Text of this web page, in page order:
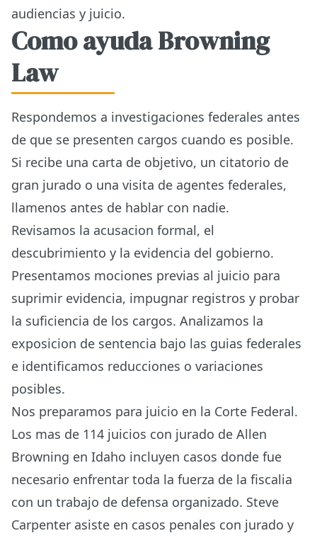
audiencias y juicio.
Como ayuda Browning
Law
Respondemos a investigaciones federales antes
de que se presenten cargos cuando es posible.
Si recibe una carta de objetivo, un citatorio de
gran jurado o una visita de agentes federales,
llamenos antes de hablar con nadie.
Revisamos la acusacion formal, el
descubrimiento y la evidencia del gobierno.
Presentamos mociones previas al juicio para
suprimir evidencia, impugnar registros y probar
la suficiencia de los cargos. Analizamos la
exposicion de sentencia bajo las guias federales
e identificamos reducciones o variaciones
posibles.
Nos preparamos para juicio en la Corte Federal.
Los mas de 114 juicios con jurado de Allen
Browning en Idaho incluyen casos donde fue
necesario enfrentar toda la fuerza de la fiscalia
con un trabajo de defensa organizado. Steve
Carpenter asiste en casos penales con jurado y